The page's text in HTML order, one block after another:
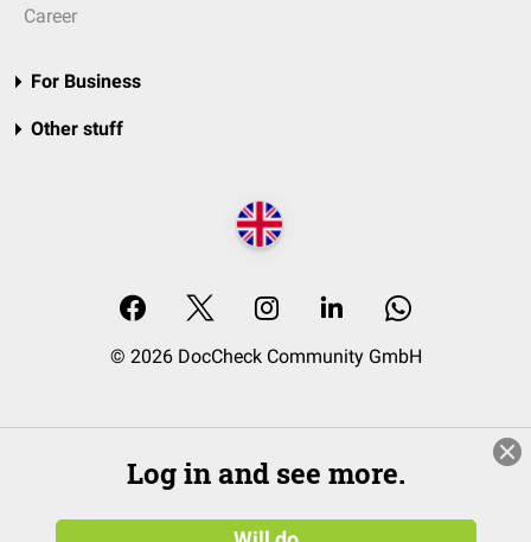
Career
For Business
Other stuff
© 2026 DocCheck Community GmbH
Log in and see more.